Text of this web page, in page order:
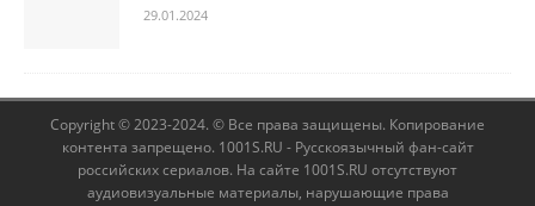
29.01.2024
Copyright © 2023-2024. © Все права защищены. Копирование
контента запрещено. 1001S.RU - Русскоязычный фан-сайт
российских сериалов. На сайте 1001S.RU отсутствуют
аудиовизуальные материалы, нарушающие права